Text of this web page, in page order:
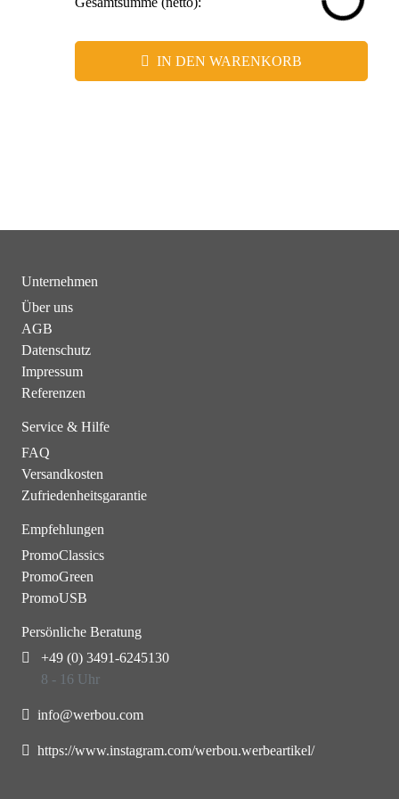
IN DEN WARENKORB
Unternehmen
Über uns
AGB
Datenschutz
Impressum
Referenzen
Service & Hilfe
FAQ
Versandkosten
Zufriedenheitsgarantie
Empfehlungen
PromoClassics
PromoGreen
PromoUSB
Persönliche Beratung
+49 (0) 3491-6245130
8 - 16 Uhr
info@werbou.com
https://www.instagram.com/werbou.werbeartikel/